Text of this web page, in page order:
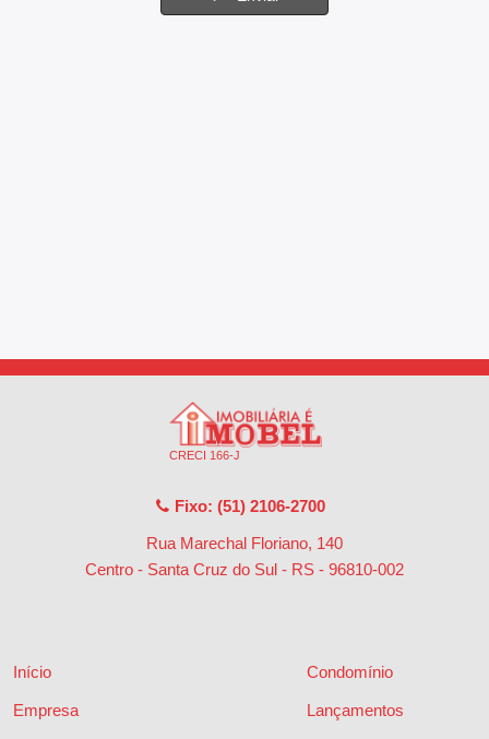
CRECI 166-J
Fixo: (51) 2106-2700
Rua Marechal Floriano, 140
Centro - Santa Cruz do Sul - RS - 96810-002
Início
Empresa
Condomínio
Lançamentos